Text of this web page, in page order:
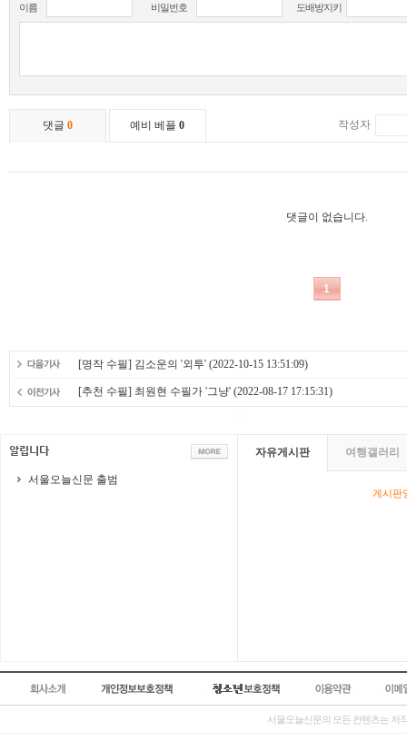
[명작 수필] 김소운의 '외투' (2022-10-15 13:51:09)
[추천 수필] 최원현 수필가 '그냥' (2022-08-17 17:15:31)
서울오늘신문 출범
자유게시판 여행갤러리
게시판
서울오늘신문의 모든 컨텐츠는 저